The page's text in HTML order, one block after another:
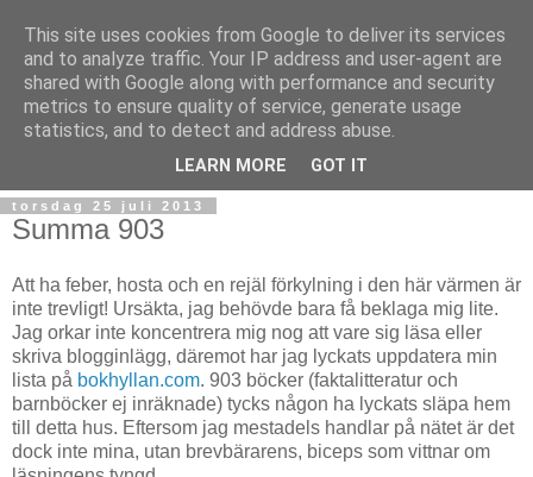
torsdag 25 juli 2013
Summa 903
Att ha feber, hosta och en rejäl förkylning i den här värmen är
inte trevligt! Ursäkta, jag behövde bara få beklaga mig lite.
Jag orkar inte koncentrera mig nog att vare sig läsa eller
skriva blogginlägg, däremot har jag lyckats uppdatera min
lista på bokhyllan.com. 903 böcker (faktalitteratur och
barnböcker ej inräknade) tycks någon ha lyckats släpa hem
till detta hus. Eftersom jag mestadels handlar på nätet är det
dock inte mina, utan brevbärarens, biceps som vittnar om
This site uses cookies from Google to deliver its services
and to analyze traffic. Your IP address and user-agent are
shared with Google along with performance and security
metrics to ensure quality of service, generate usage
statistics, and to detect and address abuse.
LEARN MORE GOT IT